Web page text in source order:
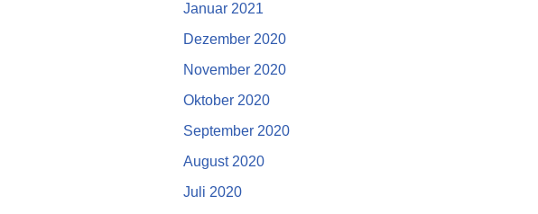
Januar 2021
Dezember 2020
November 2020
Oktober 2020
September 2020
August 2020
Juli 2020